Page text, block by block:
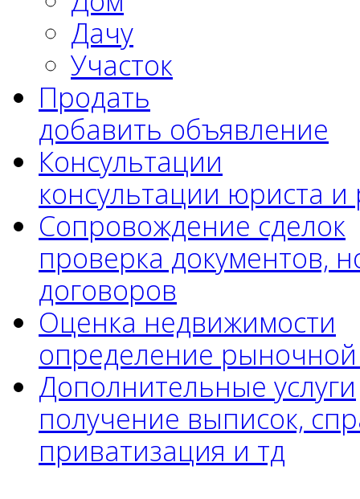
Дачу
Участок
Продать
добавить объявление
Консультации
консультации юриста и
Сопровождение сделок
проверка документов,
договоров
Оценка недвижимости
определение рыночной
Дополнительные услуги
получение выписок,
приватизация и тд